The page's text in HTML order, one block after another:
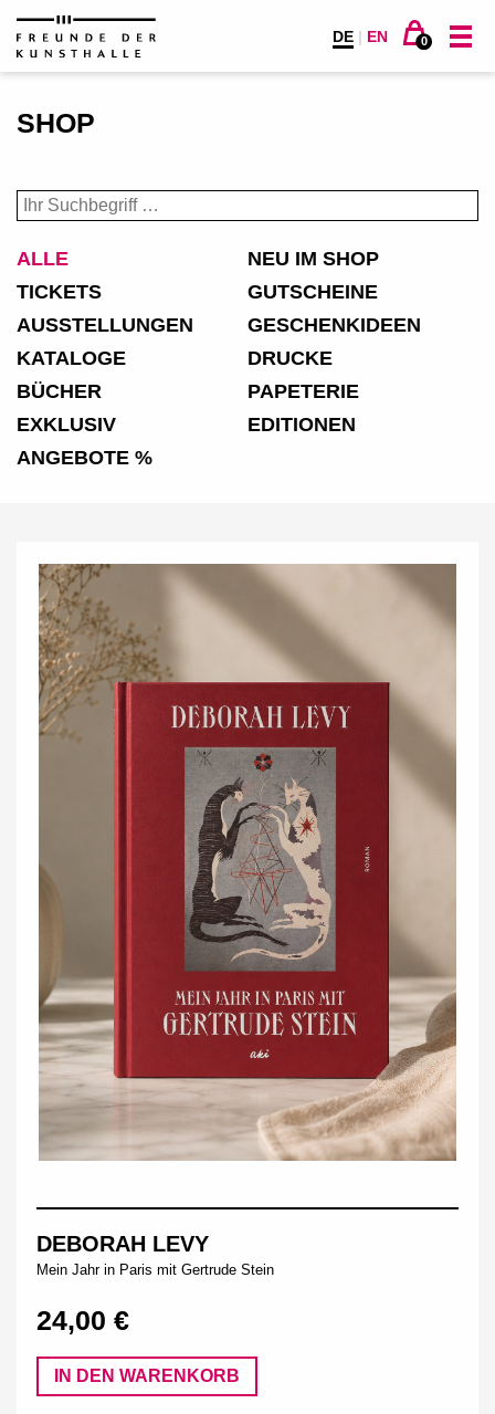
DE | EN 0
SHOP
ALLE
NEU IM SHOP
TICKETS
GUTSCHEINE
AUSSTELLUNGEN
GESCHENKIDEEN
KATALOGE
DRUCKE
BÜCHER
PAPETERIE
EXKLUSIV
EDITIONEN
ANGEBOTE %
DEBORAH LEVY
Mein Jahr in Paris mit Gertrude Stein
24,00 €
IN DEN WARENKORB